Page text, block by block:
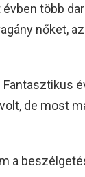
évben több
nőket,
Fantasztikus
de most
a